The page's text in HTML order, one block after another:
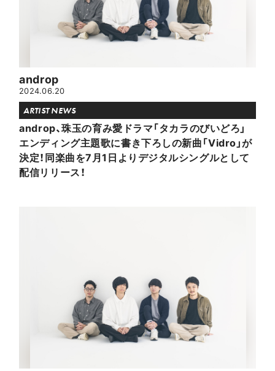
androp
2024.06.20
ARTIST NEWS
androp、珠玉の育み愛ドラマ「タカラのびいどろ」
エンディング主題歌に書き下ろしの新曲「Vidro」が
決定！同楽曲を7月1日よりデジタルシングルとして
配信リリース！